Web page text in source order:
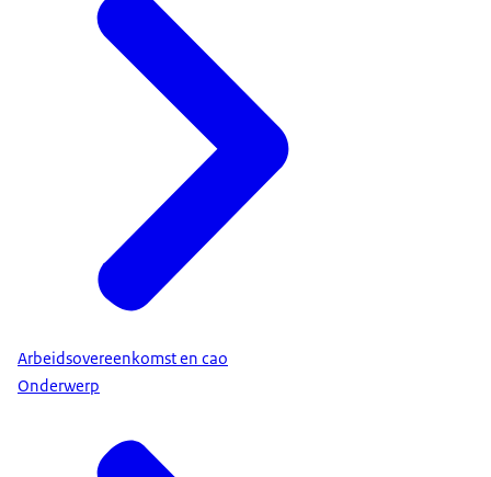
Arbeidsovereenkomst en cao
Onderwerp